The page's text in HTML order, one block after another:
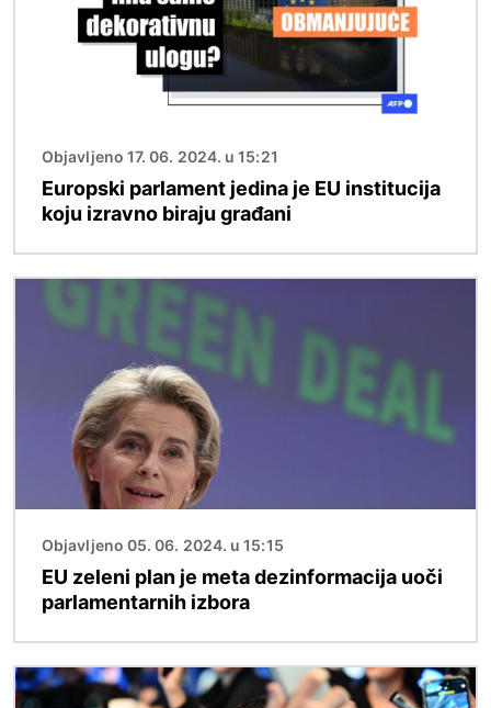
Objavljeno 17. 06. 2024. u 15:21
Europski parlament jedina je EU institucija
koju izravno biraju građani
Objavljeno 05. 06. 2024. u 15:15
EU zeleni plan je meta dezinformacija uoči
parlamentarnih izbora
Slika